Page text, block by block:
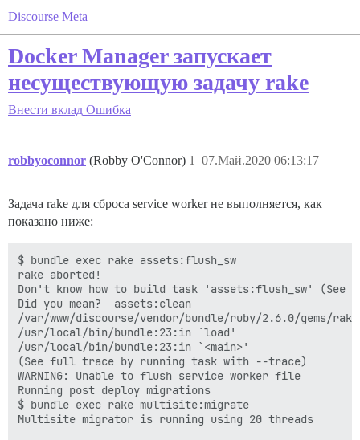
Discourse Meta
Docker Manager запускает
несуществующую задачу rake
Внести вклад Ошибка
robbyoconnor (Robby O'Connor) 07.Май.2020 06:13:17
1
Задача rake для сброса service worker не выполняется, как
показано ниже:
$ bundle exec rake assets:flush_sw
rake aborted!
Don't know how to build task 'assets:flush_sw'
Did you mean?  assets:clean
/var/www/discourse/vendor/bundle/ruby/2.6.0/gems/
/usr/local/bin/bundle:23:in `load'
/usr/local/bin/bundle:23:in `<main>'
(See full trace by running task with --trace)
WARNING: Unable to flush service worker file
Running post deploy migrations
$ bundle exec rake multisite:migrate
Multisite migrator is running using 20 threads